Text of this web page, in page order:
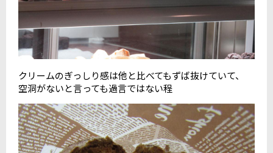
クリームのぎっしり感は他と比べてもずば抜けていて、
空洞がないと言っても過言ではない程